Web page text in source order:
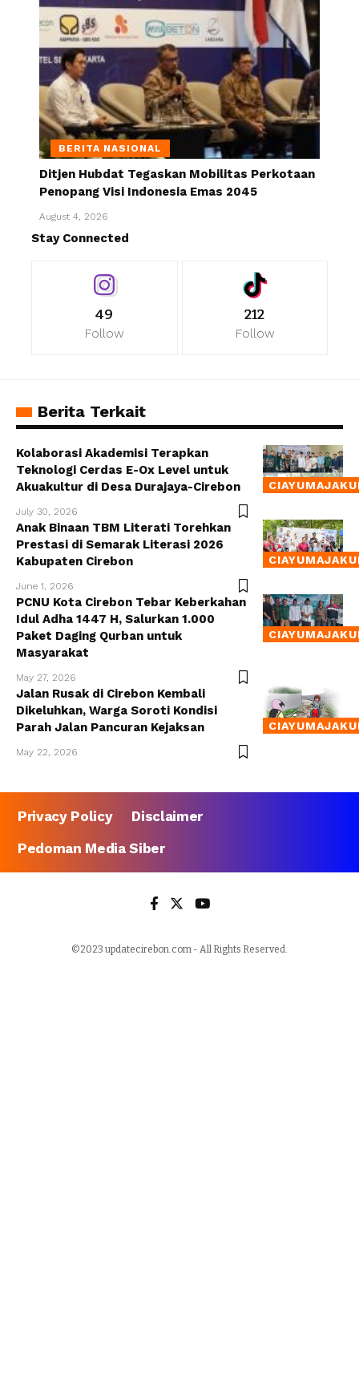
BERITA NASIONAL
Ditjen Hubdat Tegaskan Mobilitas Perkotaan
Penopang Visi Indonesia Emas 2045
August 4, 2026
Stay Connected
49
Follow
212
Follow
Berita Terkait
Kolaborasi Akademisi Terapkan
Teknologi Cerdas E-Ox Level untuk
Akuakultur di Desa Durajaya-Cirebon
July 30, 2026
Anak Binaan TBM Literati Torehkan
Prestasi di Semarak Literasi 2026
Kabupaten Cirebon
June 1, 2026
PCNU Kota Cirebon Tebar Keberkahan
Idul Adha 1447 H, Salurkan 1.000
Paket Daging Qurban untuk
Masyarakat
May 27, 2026
Jalan Rusak di Cirebon Kembali
Dikeluhkan, Warga Soroti Kondisi
Parah Jalan Pancuran Kejaksan
May 22, 2026
Privacy Policy
Disclaimer
Pedoman Media Siber
©2023 updatecirebon.com - All Rights Reserved.